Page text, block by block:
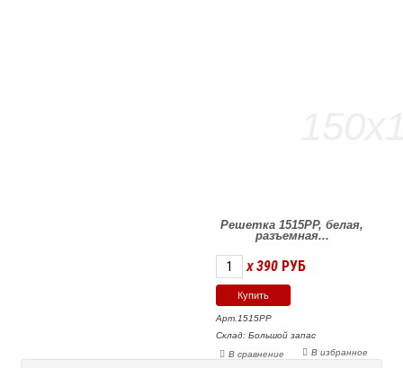
Решетка 1515РР, белая,
разъемная...
X 390 РУБ
Арт.1515РР
Склад: Большой запас
В избранное
В сравнение